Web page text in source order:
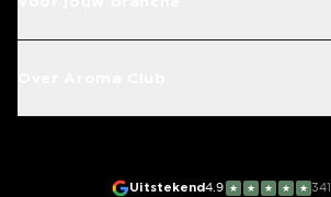
Uitstekend4.9 ★ ★ ★ ★ ★ 341